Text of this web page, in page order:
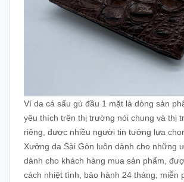
Ví da cá sấu gù đầu 1 mặt là dòng sản
yêu thích trên thị trường nói chung và thị
riêng, được nhiều người tin tưởng lựa
Xưởng da Sài Gòn luôn dành cho những
dành cho khách hàng mua sản phẩm,
cách nhiệt tình, bảo hành 24 tháng, miễn